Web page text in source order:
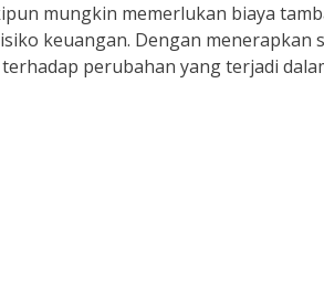
mungkin memerlukan biaya
keuangan. Dengan
perubahan yang terjadi